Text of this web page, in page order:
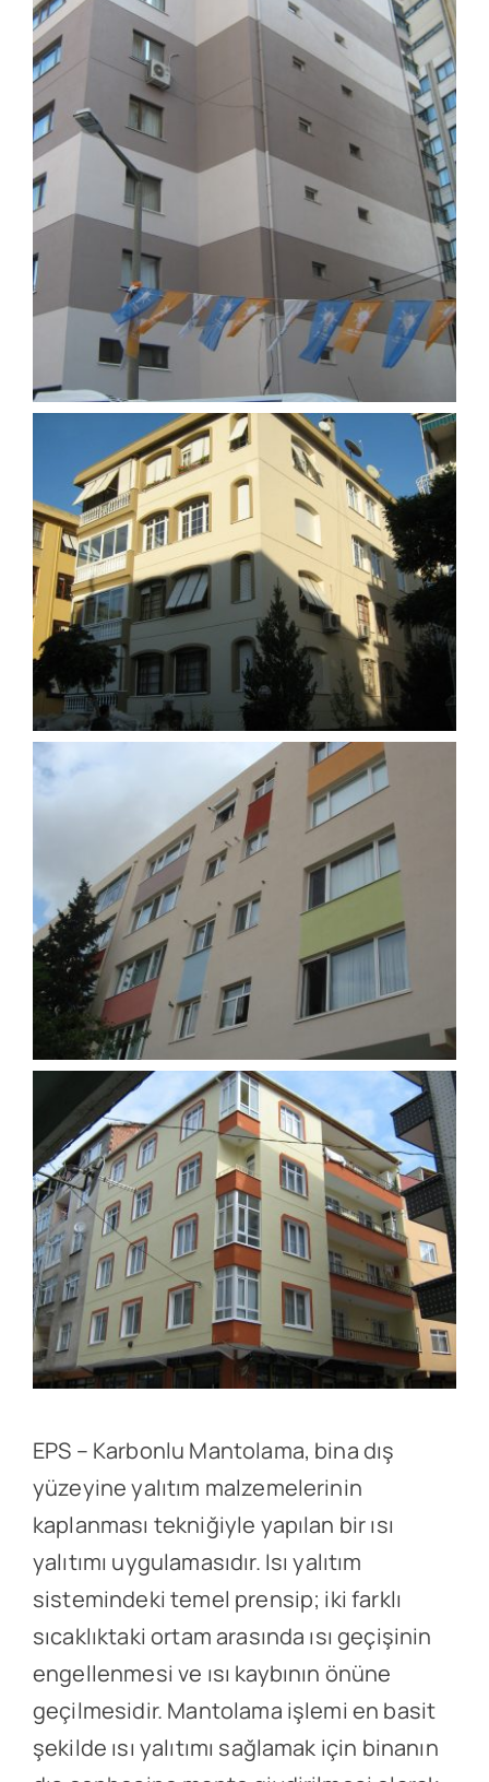
EPS – Karbonlu Mantolama, bina dış
yüzeyine yalıtım malzemelerinin
kaplanması tekniğiyle yapılan bir ısı
yalıtımı uygulamasıdır. Isı yalıtım
sistemindeki temel prensip; iki farklı
sıcaklıktaki ortam arasında ısı geçişinin
engellenmesi ve ısı kaybının önüne
geçilmesidir. Mantolama işlemi en basit
şekilde ısı yalıtımı sağlamak için binanın